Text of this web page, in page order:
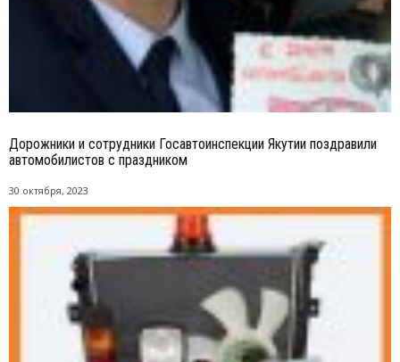
Дорожники и сотрудники Госавтоинспекции Якутии поздравили
автомобилистов с праздником
30 октября, 2023